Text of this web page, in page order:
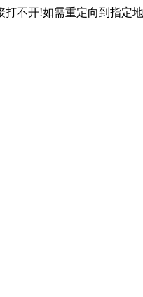
打不开!如需重定向到指定